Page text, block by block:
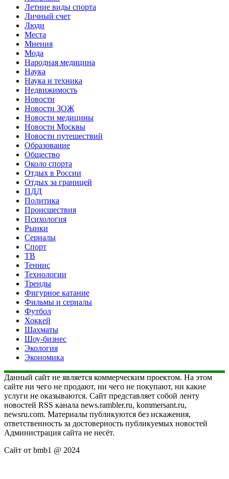
Летние виды спорта
Личный счет
Люди
Места
Мнения
Мода
Народная медицина
Наука
Наука и техника
Недвижимость
Новости
Новости ЗОЖ
Новости медицины
Новости Москвы
Новости путешествий
Образование
Общество
Около спорта
Отдых в России
Отдых за границей
ПДД
Политика
Происшествия
Психология
Рынки
Сериалы
Спорт
ТВ
Теннис
Технологии
Тренды
Фигурное катание
Фильмы и сериалы
Футбол
Хоккей
Шахматы
Шоу-бизнес
Экология
Экономика
Данный сайт не является коммерческим проектом. На этом
сайте ни чего не продают, ни чего не покупают, ни какие
услуги не оказываются. Сайт представляет собой ленту
новостей RSS канала news.rambler.ru, kommersant.ru,
newsru.com. Материалы публикуются без искажения,
ответственность за достоверность публикуемых новостей
Администрация сайта не несёт.
Сайт от bmb1 @ 2024